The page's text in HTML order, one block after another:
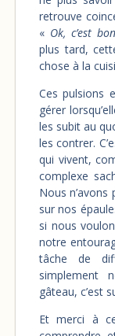
retrouve
« Ok, c’est
plus tard,
chose à la
Ces pulsions
gérer
les subit au
les contrer.
qui vivent,
complexe
Nous
sur nos
si nous
notre
tâche de
simplement
gâteau, c’est
Et merci à